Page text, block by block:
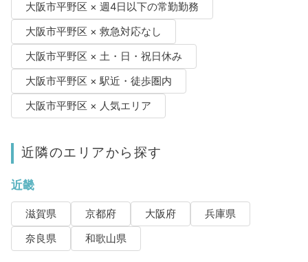
大阪市平野区 × 週4日以下の常勤勤務
大阪市平野区 × 救急対応なし
大阪市平野区 × 土・日・祝日休み
大阪市平野区 × 駅近・徒歩圏内
大阪市平野区 × 人気エリア
近隣のエリアから探す
近畿
滋賀県 京都府 大阪府
兵庫県
奈良県
和歌山県